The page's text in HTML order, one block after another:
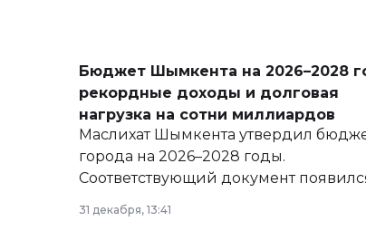
Бюджет Шымкента на 2026–2028
рекордные доходы и долговая
нагрузка на сотни миллиардов
Маслихат Шымкента утвердил
города на 2026–2028 годы.
Соответствующий документ
базе нормативных правовых актов и
сайте маслихат города.
31 декабря, 13:41